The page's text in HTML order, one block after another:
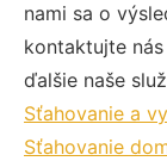
nami sa o
kontaktujte
ďalšie naše
Sťahovanie a
Sťahovanie